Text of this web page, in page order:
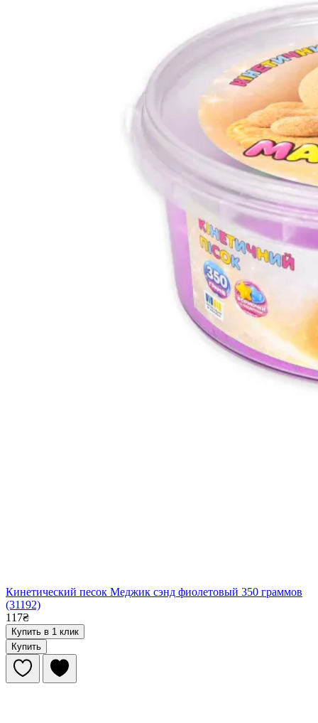
Кинетический песок Меджик сэнд фиолетовый 350 граммов
(31192)
117₴
Купить в 1 клик
Купить